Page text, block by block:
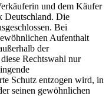
und dem Käufer
Deutschland. Die
Bei
Aufenthalt
der
Rechtswahl nur
Schutz entzogen wird, in
seinen gewöhnlichen